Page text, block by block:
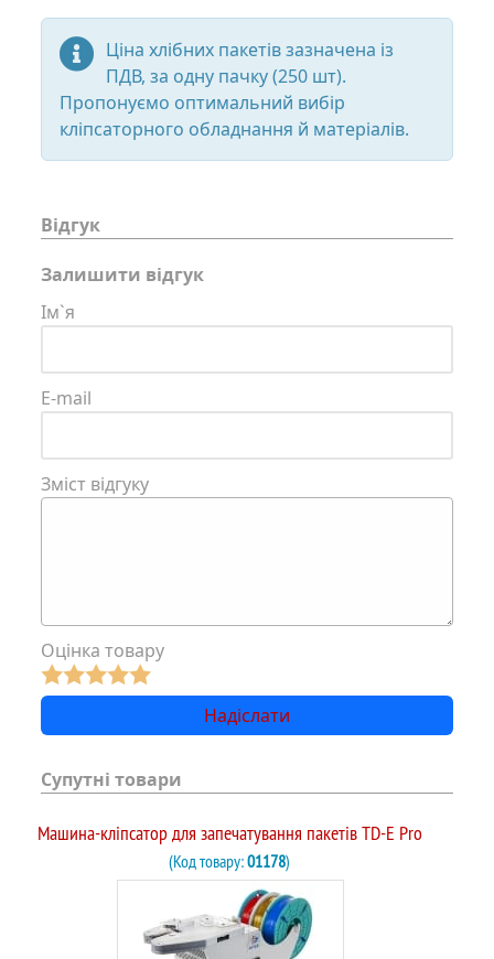
Ціна хлібних пакетів зазначена із
ПДВ, за одну пачку (250 шт).
Пропонуємо оптимальний вибір
кліпсаторного обладнання й матеріалів.
Відгук
Залишити відгук
Ім`я
E-mail
Зміст відгуку
Оцінка товару
Супутні товари
Машина-кліпсатор для запечатування пакетів TD-E Pro
(Код товару:01178)